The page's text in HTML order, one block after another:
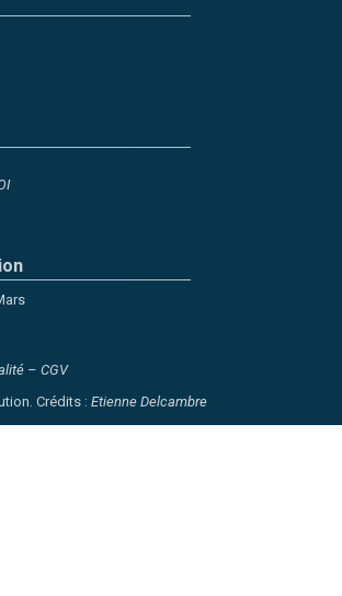
– CGV
Crédits : Etienne Delcambre